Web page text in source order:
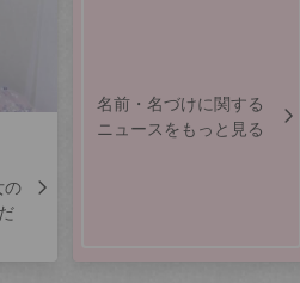
の
名前・名づけに関する
ニュースをもっと見る